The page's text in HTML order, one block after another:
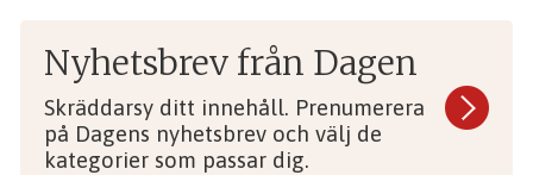
Nyhetsbrev från Dagen
Skräddarsy ditt innehåll. Prenumerera
på Dagens nyhetsbrev och välj de
kategorier som passar dig.